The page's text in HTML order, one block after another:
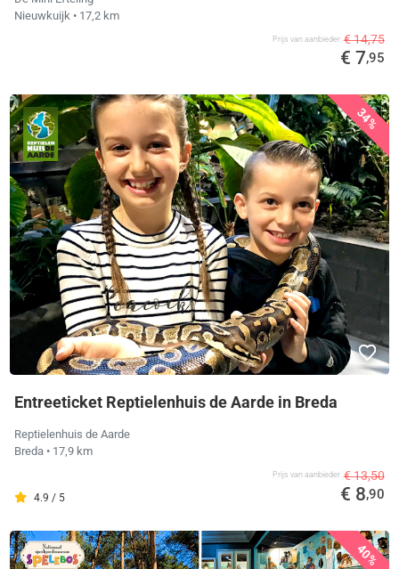
Nieuwkuijk • 17,2 km
Prijs van aanbieder € 14,75
€ 7,95
34%
Entreeticket Reptielenhuis de Aarde in Breda
Reptielenhuis de Aarde
Breda • 17,9 km
4.9 / 5
Prijs van aanbieder € 13,50
€ 8,90
40%